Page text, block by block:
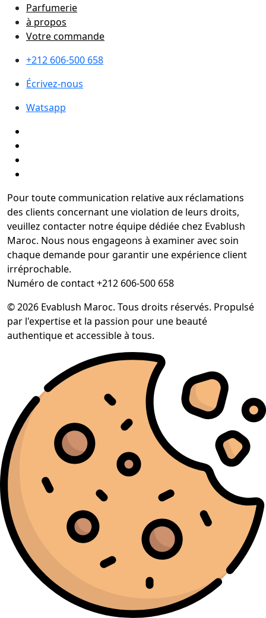
Parfumerie
à propos
Votre commande
+212 606-500 658
Écrivez-nous
Watsapp
Pour toute communication relative aux réclamations
des clients concernant une violation de leurs droits,
veuillez contacter notre équipe dédiée chez Evablush
Maroc. Nous nous engageons à examiner avec soin
chaque demande pour garantir une expérience client
irréprochable.
Numéro de contact +212 606-500 658
© 2026 Evablush Maroc. Tous droits réservés. Propulsé
par l'expertise et la passion pour une beauté
authentique et accessible à tous.